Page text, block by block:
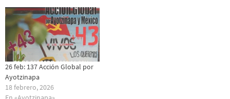
26 feb: 137 Acción Global por
Ayotzinapa
18 febrero, 2026